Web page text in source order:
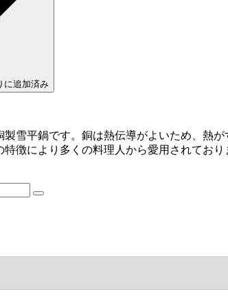
に追加済み
雪平鍋です。銅は熱伝導がよいため、熱
特徴により多くの料理人から愛用されてお